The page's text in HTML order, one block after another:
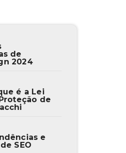
de
2024
é a Lei
de
e
SEO